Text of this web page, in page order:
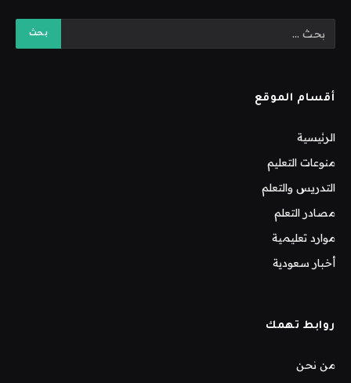
أقسام الموقع
الرئيسية
منوعات التعليم
التدريس والتعلم
مصادر التعلم
موارد تعليمية
أخبار سعودية
روابط تهمك
من نحن